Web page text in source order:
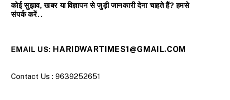
कोई सुझाव, खबर या विज्ञापन से जुड़ी जानकारी देना चाहते हैं? हमसे
संपर्क करें..
EMAIL US: HARIDWARTIMES1@GMAIL.COM
Contact Us : 9639252651